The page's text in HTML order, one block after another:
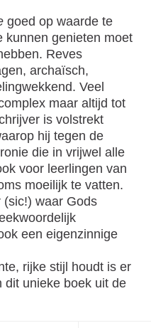
goed op waarde te
kunnen genieten moet
Reves
archaïsch,
Veel
maar altijd tot
is volstrekt
hij tegen de
die in vrijwel alle
voor leerlingen van
moeilijk te vatten.
(sic!) waar Gods
een eigenzinnige
rijke stijl houdt is er
dit unieke boek uit de